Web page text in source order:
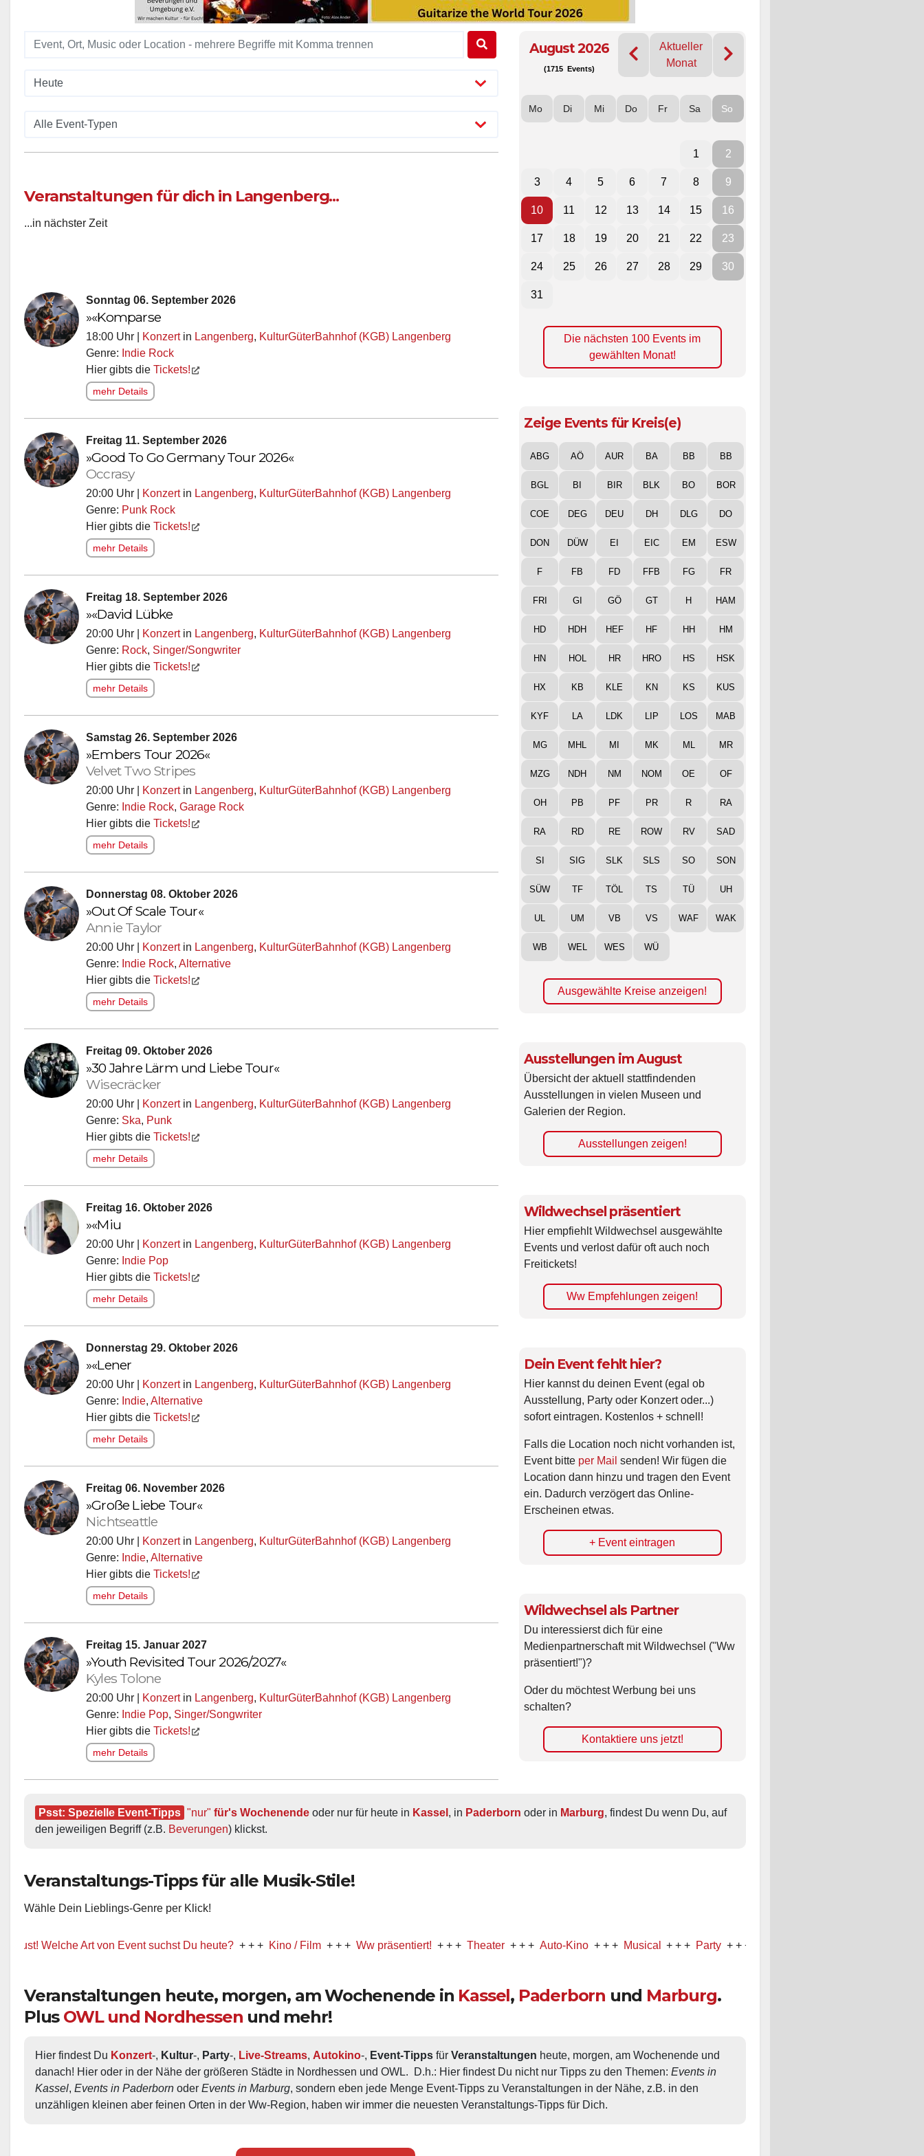
Veranstaltungen für dich in Langenberg...
...in nächster Zeit
Sonntag 06. September 2026
»«Komparse
18:00 Uhr | Konzertin Langenberg, KulturGüterBahnhof (KGB) Langenberg
Genre: Indie Rock
Hier gibts die Tickets!
mehr Details
Freitag 11. September 2026
»Good To Go Germany Tour 2026«
Occrasy
20:00 Uhr | Konzertin Langenberg, KulturGüterBahnhof (KGB) Langenberg
Genre: Punk Rock
Hier gibts die Tickets!
mehr Details
Freitag 18. September 2026
»«David Lübke
20:00 Uhr | Konzertin Langenberg, KulturGüterBahnhof (KGB) Langenberg
Genre: Rock, Singer/Songwriter
Hier gibts die Tickets!
mehr Details
Samstag 26. September 2026
»Embers Tour 2026«
Velvet Two Stripes
20:00 Uhr | Konzertin Langenberg, KulturGüterBahnhof (KGB) Langenberg
Genre: Indie Rock, Garage Rock
Hier gibts die Tickets!
mehr Details
Donnerstag 08. Oktober 2026
»Out Of Scale Tour«
Annie Taylor
20:00 Uhr | Konzertin Langenberg, KulturGüterBahnhof (KGB) Langenberg
Genre: Indie Rock, Alternative
Hier gibts die Tickets!
mehr Details
Freitag 09. Oktober 2026
»30 Jahre Lärm und Liebe Tour«
Wisecräcker
20:00 Uhr | Konzertin Langenberg, KulturGüterBahnhof (KGB) Langenberg
Genre: Ska, Punk
Hier gibts die Tickets!
mehr Details
Freitag 16. Oktober 2026
»«Miu
20:00 Uhr | Konzertin Langenberg, KulturGüterBahnhof (KGB) Langenberg
Genre: Indie Pop
Hier gibts die Tickets!
mehr Details
Donnerstag 29. Oktober 2026
»«Lener
20:00 Uhr | Konzertin Langenberg, KulturGüterBahnhof (KGB) Langenberg
Genre: Indie, Alternative
Hier gibts die Tickets!
mehr Details
Freitag 06. November 2026
»Große Liebe Tour«
Nichtseattle
20:00 Uhr | Konzertin Langenberg, KulturGüterBahnhof (KGB) Langenberg
Genre: Indie, Alternative
Hier gibts die Tickets!
mehr Details
Freitag 15. Januar 2027
»Youth Revisited Tour 2026/2027«
Kyles Tolone
20:00 Uhr | Konzertin Langenberg, KulturGüterBahnhof (KGB) Langenberg
Genre: Indie Pop, Singer/Songwriter
Hier gibts die Tickets!
mehr Details
August 2026
(1715 Events)
Aktueller
Monat
Mo Di Mi Do Fr Sa So
1 2
3 4 5 6 7 8 9
10 11 12 13 14 15 16
17 18 19 20 21 22 23
24 25 26 27 28 29 30
31
Die nächsten 100 Events im
gewählten Monat!
Zeige Events für Kreis(e)
ABG AÖ AUR BA BB BB
BGL BI BIR BLK BO BOR
COE DEG DEU DH DLG DO
DON DÜW EI EIC EM ESW
F FB FD FFB FG FR
FRI GI GÖ GT H HAM
HD HDH HEF HF HH HM
HN HOL HR HRO HS HSK
HX KB KLE KN KS KUS
KYF LA LDK LIP LOS MAB
MG MHL MI MK ML MR
MZG NDH NM NOM OE OF
OH PB PF PR R RA
RA RD RE ROW RV SAD
SI SIG SLK SLS SO SON
SÜW TF TÖL TS TÜ UH
UL UM VB VS WAF WAK
WB WEL WES WÜ
Ausgewählte Kreise anzeigen!
Ausstellungen im August
Übersicht der aktuell stattfindenden
Ausstellungen in vielen Museen und
Galerien der Region.
Ausstellungen zeigen!
Wildwechsel präsentiert
Hier empfiehlt Wildwechsel ausgewählte
Events und verlost dafür oft auch noch
Freitickets!
Ww Empfehlungen zeigen!
Dein Event fehlt hier?
Hier kannst du deinen Event (egal ob
Ausstellung, Party oder Konzert oder...)
sofort eintragen. Kostenlos + schnell!
Falls die Location noch nicht vorhanden ist,
Event bitte per Mail senden! Wir fügen die
Location dann hinzu und tragen den Event
ein. Dadurch verzögert das Online-
Erscheinen etwas.
+ Event eintragen
Wildwechsel als Partner
Du interessierst dich für eine
Medienpartnerschaft mit Wildwechsel ("Ww
präsentiert!")?
Oder du möchtest Werbung bei uns
schalten?
Kontaktiere uns jetzt!
Psst: Spezielle Event-Tipps "nur" für's Wochenende oder nur für heute in Kassel , in Paderborn oder in Marburg, findest Du wenn Du, auf
den jeweiligen Begriff (z.B. Beverungen) klickst.
Veranstaltungs-Tipps für alle Musik-Stile!
Wähle Dein Lieblings-Genre per Klick!
Art von Event suchst Du heute? + + + Kino / Film + + + Ww präsentiert! + + + Theater + + + Auto-Kino + + + Musical + + + Party + + + Konzert
Veranstaltungen heute, morgen, am Wochenende in Kassel, Paderborn und Marburg.
Plus OWL und Nordhessen und mehr!
Hier findest Du Konzert-, Kultur-, Party-, Live-Streams, Autokino-, Event-Tipps für Veranstaltungen heute, morgen, am Wochenende und
danach! Hier oder in der Nähe der größeren Städte in Nordhessen und OWL.  D.h.: Hier findest Du nicht nur Tipps zu den Themen: Events in
Kassel, Events in Paderborn oder Events in Marburg, sondern eben jede Menge Event-Tipps zu Veranstaltungen in der Nähe, z.B. in den
unzähligen kleinen aber feinen Orten in der Ww-Region, haben wir immer die neuesten Veranstaltungs-Tipps für Dich.